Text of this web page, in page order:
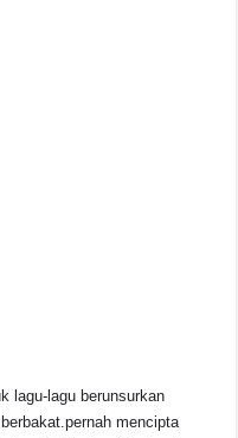
lagu-lagu berunsurkan
mencipta